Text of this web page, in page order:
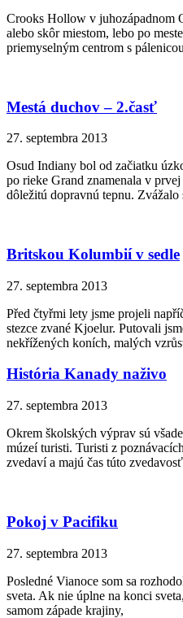
Crooks Hollow v juhozápadnom
alebo skôr miestom, lebo po
priemyselným centrom s
Mestá duchov – 2.časť
27. septembra 2013
Osud Indiany bol od začiatku
po rieke Grand znamenala v
dôležitú dopravnú tepnu. Zvážalo
Britskou Kolumbií v sedle
27. septembra 2013
Před čtyřmi lety jsme projeli
stezce zvané Kjoelur. Putovali
nekřížených koních, malých
História Kanady naživo
27. septembra 2013
Okrem školských výprav sú
múzeí turisti. Turisti z
zvedaví a majú čas túto
Pokoj v Pacifiku
27. septembra 2013
Posledné Vianoce som sa
sveta. Ak nie úplne na konci
samom západe krajiny,